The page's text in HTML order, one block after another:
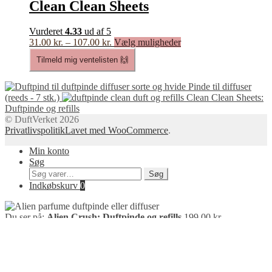
Clean Clean Sheets
Vurderet4.33 ud af 5
31.00 kr. – 107.00 kr. Prisinterval:
til
107.00 kr.
Vælg mulighederDette
varianter.
Mulighederne
Tilmeld mig ventelisten 🙌
Pinde til diffuser
(reeds - 7 stk.)
Clean Clean Sheets:
Duftpinde og refills
© DuftVerket 2026
PrivatlivspolitikLavet med WooCommerce.
Min konto
Søg
Søg
efter:
Søg
Indkøbskurv 0
Du ser på: Alien Crush: Duftpinde og refills 199.00 kr.